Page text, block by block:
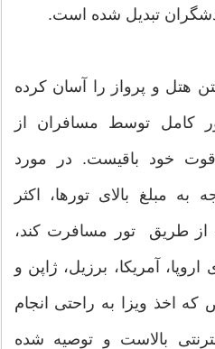
تبدیل شده است.
هتل و پرواز را آسان کرده
کامل توسط مسافران از
قوت خود باقیست. در مورد
مبلغ بالای تورها، اکثر
از طریق تور مسافرت کند،
آمریکا، برزیل، ژاپن و
اخذ ویزا به راحتی انجام
بالاست و توصیه شده